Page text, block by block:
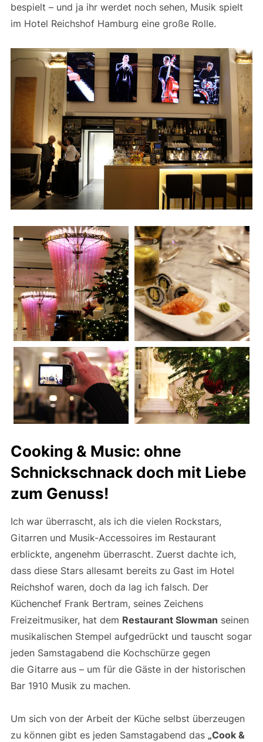
bespielt – und ja ihr werdet noch sehen, Musik spielt
im Hotel Reichshof Hamburg eine große Rolle.
Cooking & Music: ohne
Schnickschnack doch mit Liebe
zum Genuss!
Ich war überrascht, als ich die vielen Rockstars,
Gitarren und Musik-Accessoires im Restaurant
erblickte, angenehm überrascht. Zuerst dachte ich,
dass diese Stars allesamt bereits zu Gast im Hotel
Reichshof waren, doch da lag ich falsch. Der
Küchenchef Frank Bertram, seines Zeichens
Freizeitmusiker, hat dem Restaurant Slowman seinen
musikalischen Stempel aufgedrückt und tauscht sogar
jeden Samstagabend die Kochschürze gegen
die Gitarre aus – um für die Gäste in der historischen
Bar 1910 Musik zu machen.
Um sich von der Arbeit der Küche selbst überzeugen
zu können gibt es jeden Samstagabend das „Cook &